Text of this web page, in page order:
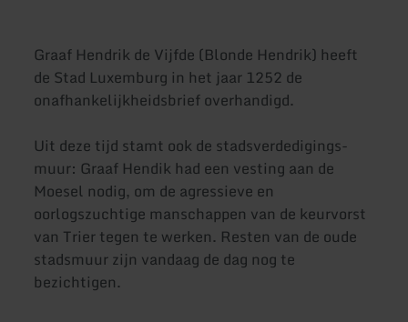
Graaf Hendrik de Vijfde (Blonde Hendrik) heeft
de Stad Luxemburg in het jaar 1252 de
onafhankelijkheidsbrief overhandigd.
Uit deze tijd stamt ook de stadsverdedigings-
muur: Graaf Hendik had een vesting aan de
Moesel nodig, om de agressieve en
oorlogszuchtige manschappen van de keurvorst
van Trier tegen te werken. Resten van de oude
stadsmuur zijn vandaag de dag nog te
bezichtigen.